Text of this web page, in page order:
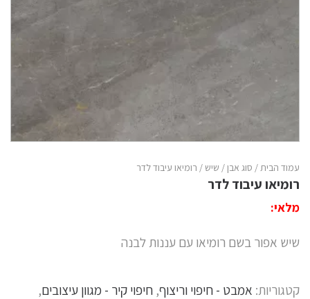
עמוד הבית/ סוג אבן/ שיש/ רומיאו עיבוד לדר
רומיאו עיבוד לדר
מלאי:
שיש אפור בשם רומיאו עם עננות לבנה
קטגוריות: אמבט - חיפוי וריצוף, חיפוי קיר - מגוון עיצובים,